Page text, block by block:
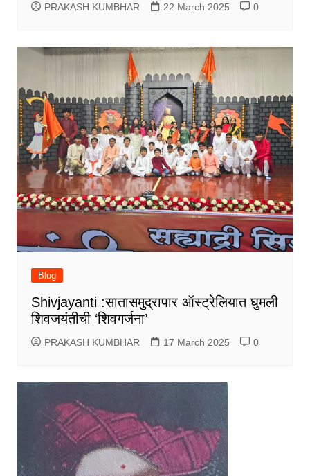
PRAKASH KUMBHAR 22 March 2025 0
Blog
Shivjayanti :सातासमुद्रापार ऑस्ट्रेलियात घुमली
शिवजयंतीची ‘शिवगर्जना’
PRAKASH KUMBHAR 17 March 2025 0